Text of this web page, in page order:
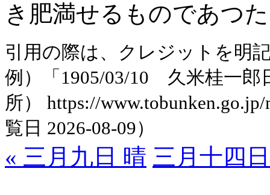
き肥満せるものであつ
引用の際は、クレジットを明
例）「1905/03/10 久米桂一郎
所） https://
覧日 2026-08-09）
« 三月九日 晴 三月十四